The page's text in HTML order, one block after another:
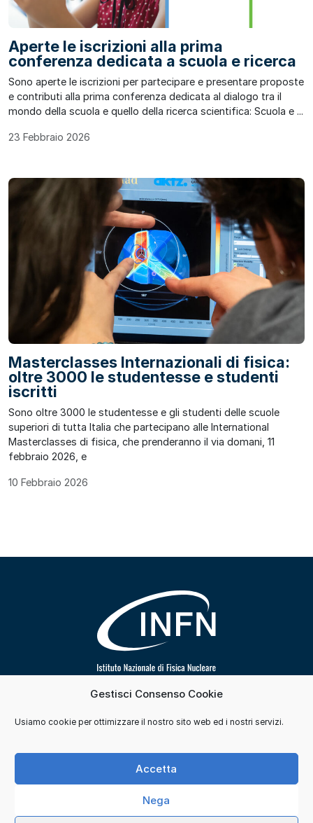
Gestisci Consenso Cookie
Usiamo cookie per ottimizzare il nostro sito web ed i nostri servizi.
Accetta
Nega
Aperte le iscrizioni alla prima
conferenza dedicata a scuola e ricerca
Sono aperte le iscrizioni per partecipare e presentare proposte
e contributi alla prima conferenza dedicata al dialogo tra il
mondo della scuola e quello della ricerca scientifica: Scuola e ...
23 Febbraio 2026
Masterclasses Internazionali di fisica:
oltre 3000 le studentesse e studenti
iscritti
Sono oltre 3000 le studentesse e gli studenti delle scuole
superiori di tutta Italia che partecipano alle International
Masterclasses di fisica, che prenderanno il via domani, 11
febbraio 2026, e
10 Febbraio 2026
Segui INFN su
Contatti Cookie e consensi
Privacy
Credits